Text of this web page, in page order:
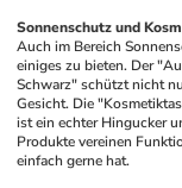
Sonnenschutz und
Auch im Bereich
einiges zu bieten. Der
Schwarz" schützt nicht
Gesicht. Die
ist ein echter Hingucker
Produkte vereinen
einfach gerne hat.